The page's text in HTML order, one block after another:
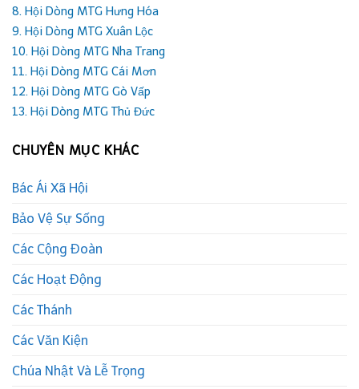
8. Hội Dòng MTG Hưng Hóa
9. Hội Dòng MTG Xuân Lộc
10. Hội Dòng MTG Nha Trang
11. Hội Dòng MTG Cái Mơn
12. Hội Dòng MTG Gò Vấp
13. Hội Dòng MTG Thủ Đức
CHUYÊN MỤC KHÁC
Bác Ái Xã Hội
Bảo Vệ Sự Sống
Các Cộng Đoàn
Các Hoạt Động
Các Thánh
Các Văn Kiện
Chúa Nhật Và Lễ Trọng